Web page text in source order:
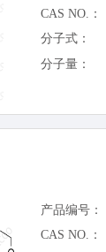
CAS NO.：
分子式：
分子量：
产品编号：
CAS NO.：